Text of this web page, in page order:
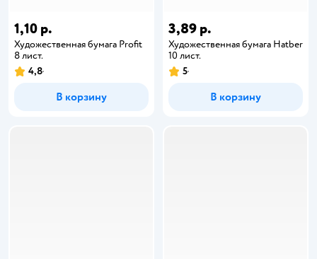
1,10 р.
Художественная бумага Profit
8 лист.
4,8
В корзину
3,89 р.
Художественная бумага Hatber
10 лист.
5
В корзину